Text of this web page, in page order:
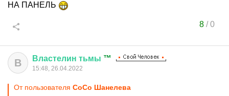
НА ПАНЕЛЬ
8/0
В Властелин тьмы ™
15:48, 26.04.2022
От пользователя CoCo Шанелева